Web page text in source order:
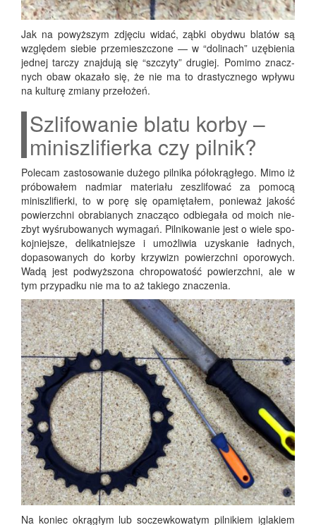
Jak na powyż­szym zdję­ciu widać, ząb­ki oby­dwu bla­tów są
wzglę­dem sie­bie prze­miesz­czo­ne — w “doli­nach” uzę­bie­nia
jed­nej tar­czy znaj­du­ją się “szczy­ty” dru­giej. Pomi­mo znacz­
nych obaw oka­za­ło się, że nie ma to dra­stycz­ne­go wpły­wu
na kul­tu­rę zmia­ny przełożeń.
Szlifowanie blatu korby –
miniszlifierka czy pilnik?
Pole­cam zasto­so­wa­nie duże­go pil­ni­ka pół­okrą­głe­go. Mimo iż
pró­bo­wa­łem nad­miar mate­ria­łu zeszli­fo­wać za pomo­cą
minisz­li­fier­ki, to w porę się opa­mię­ta­łem, ponie­waż jakość
powierzch­ni obra­bia­nych zna­czą­co odbie­ga­ła od moich nie­
zbyt wyśru­bo­wa­nych wyma­gań. Pil­ni­ko­wa­nie jest o wie­le spo­
koj­niej­sze, deli­kat­niej­sze i umoż­li­wia uzy­ska­nie ład­nych,
dopa­so­wa­nych do kor­by krzy­wizn powierzch­ni opo­ro­wych.
Wadą jest pod­wyż­szo­na chro­po­wa­tość powierzch­ni, ale w
tym przy­pad­ku nie ma to aż takie­go znaczenia.
Na koniec okrą­głym lub soczew­ko­wa­tym pil­ni­kiem igla­kiem